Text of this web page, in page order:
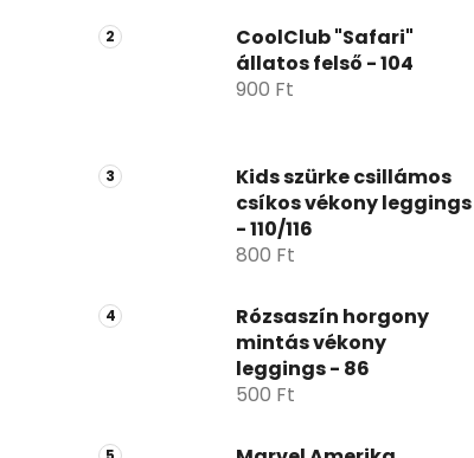
p
l
CoolClub "Safari"
állatos felső - 104
900 Ft
Kids szürke csillámos
csíkos vékony leggings
- 110/116
800 Ft
Rózsaszín horgony
mintás vékony
leggings - 86
500 Ft